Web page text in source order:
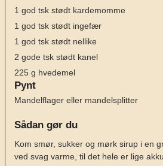
1 god tsk stødt kardemomme
1 god tsk stødt ingefær
1 god tsk stødt nellike
2 gode tsk stødt kanel
225 g hvedemel
Pynt
Mandelflager eller mandelsplitter
Sådan gør du
Kom smør, sukker og mørk sirup i en
ved svag varme, til det hele er lige